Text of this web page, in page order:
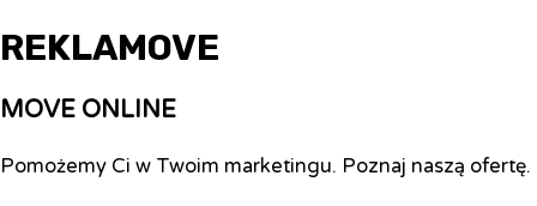
REKLAMOVE
MOVE ONLINE
Pomożemy Ci w Twoim marketingu. Poznaj naszą ofertę.